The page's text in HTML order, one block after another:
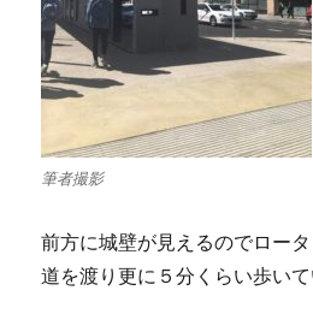
筆者撮影
前方に城壁が見えるのでロー
道を渡り更に５分くらい歩いて